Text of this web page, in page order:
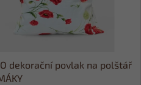
dekorační povlak na polštář